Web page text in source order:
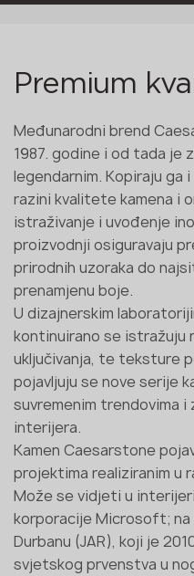
Premium
Međunarodni brend
1987. godine i od tada je
legendarnim. Kopiraju ga
razini kvalitete kamena i
istraživanje i uvođenje
proizvodnji osiguravaju
prirodnih uzoraka do
prenamjenu boje.
U dizajnerskim
kontinuirano se istražuju
uključivanja, te teksture
pojavljuju se nove serije
suvremenim trendovima i
interijera.
Kamen Caesarstone
projektima realiziranim u
Može se vidjeti u
korporacije Microsoft;
Durbanu (JAR), koji je
svjetskog prvenstva u